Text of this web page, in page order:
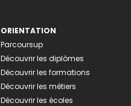
ORIENTATION
Parcoursup
Découvrir les diplômes
Découvrir les formations
Découvrir les métiers
Découvrir les écoles